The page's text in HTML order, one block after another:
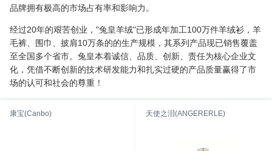
品牌拥有极高的市场占有率和影响力。
经过20年的艰苦创业，"兔皇羊绒"已形成年加工100万件羊绒衫，羊
毛裤、围巾、披肩10万条的的生产规模，其系列产品现已销售覆盖
至全国多个省市。兔皇本着诚信、品质、创新、责任为核心企业文
化，凭借不断创新的技术研发能力和扎实过硬的产品质量赢得了市
场的认可和社会的尊重！
康宝(Canbo) 天使之泪(ANGERERLE)